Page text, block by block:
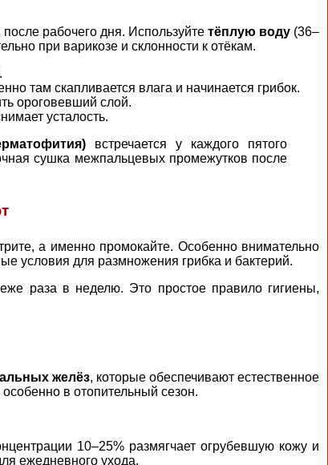
после рабочего дня. Используйте тёплую воду(36–
при варикозе и склонности к отёкам.
там скапливается влага и начинается грибок.
ороговевший слой.
усталость.
встречается у каждого пятого
сушка межпальцевых промежутков после
а именно промокайте. Особенно внимательно
условия для размножения грибка и бактерий.
раза в неделю. Это простое правило гигиены,
желёз, которые обеспечивают естественное
в отопительный сезон.
10–25% размягчает огрубевшую кожу и
ежедневного ухода.